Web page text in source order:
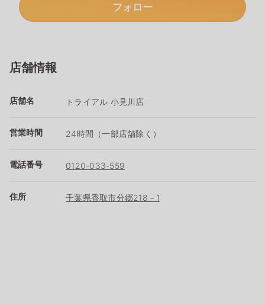
フォロー
店舗情報
店舗名 トライアル 小見川店
営業時間 24時間（一部店舗除く）
電話番号 0120-033-559
住所 千葉県香取市分郷218－1